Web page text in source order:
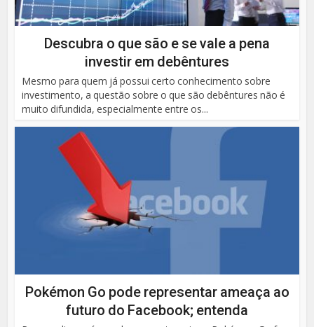
Descubra o que são e se vale a pena
investir em debêntures
Mesmo para quem já possui certo conhecimento sobre
investimento, a questão sobre o que são debêntures não é
muito difundida, especialmente entre os...
Pokémon Go pode representar ameaça ao
futuro do Facebook; entenda